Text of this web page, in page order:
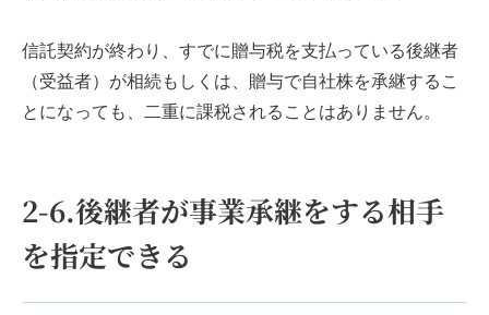
信託契約が終わり、すでに贈与税を支払っている後継者
（受益者）が相続もしくは、贈与で自社株を承継するこ
とになっても、二重に課税されることはありません。
2-6.後継者が事業承継をする相手
を指定できる